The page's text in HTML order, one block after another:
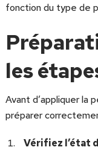
fonction du type de
les
Avant d’appliquer la
préparer
Vérifiez l’état